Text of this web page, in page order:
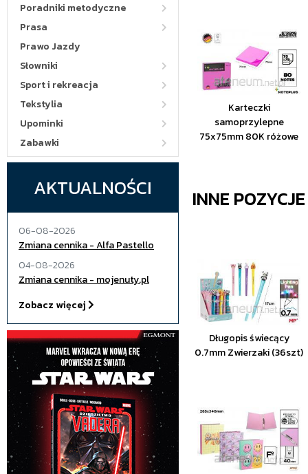
Poradniki metodyczne
Prasa
Prawo Jazdy
Słowniki
Sport i rekreacja
Tekstylia
Upominki
Zabawki
AKTUALNOŚCI
06-08-2026
Zmiana cennika - Alfa Pastello
04-08-2026
Zmiana cennika - mojenuty.pl
Zobacz więcej
Karteczki
samoprzylepne
75x75mm 80K różowe
INNE
Długopis świecący
0.7mm Zwierzaki (36szt)